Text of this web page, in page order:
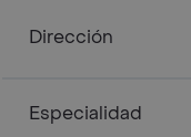
Dirección
Especialidad